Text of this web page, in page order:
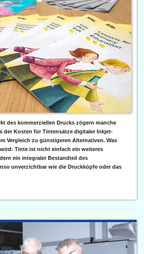
des kommerziellen Drucks zögern manche
der Kosten für Tintensätze digitaler Inkjet-
Vergleich zu günstigeren Alternativen. Was
Tinte ist nicht einfach ein weiteres
ein integraler Bestandteil des
unverzichtbar wie die Druckköpfe oder das